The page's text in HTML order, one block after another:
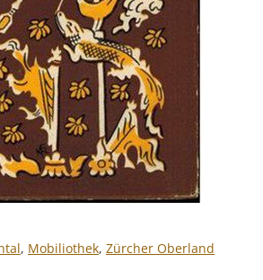
, Mobiliothek, Zürcher Oberland